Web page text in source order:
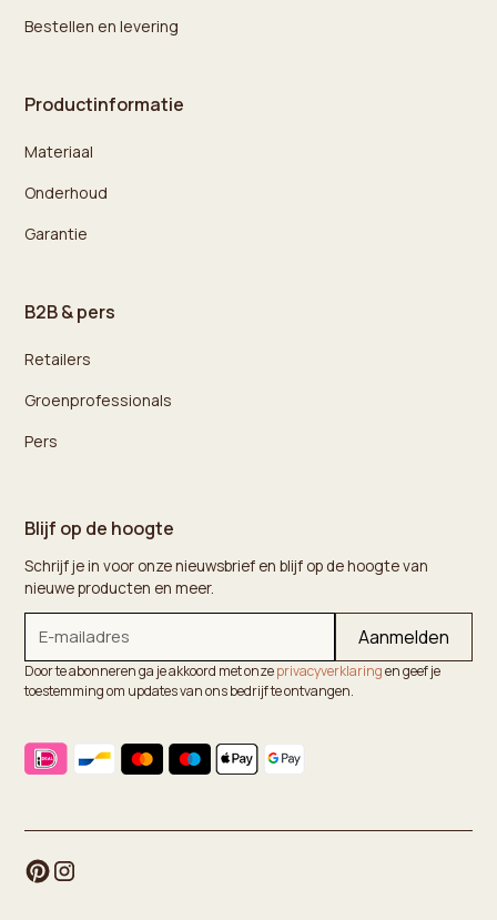
Bestellen en levering
Productinformatie
Materiaal
Onderhoud
Garantie
B2B & pers
Retailers
Groenprofessionals
Pers
Blijf op de hoogte
Schrijf je in voor onze nieuwsbrief en blijf op de hoogte van
nieuwe producten en meer.
Door te abonneren ga je akkoord met onzeprivacyverklaringen geef je
toestemming om updates van ons bedrijf te ontvangen.